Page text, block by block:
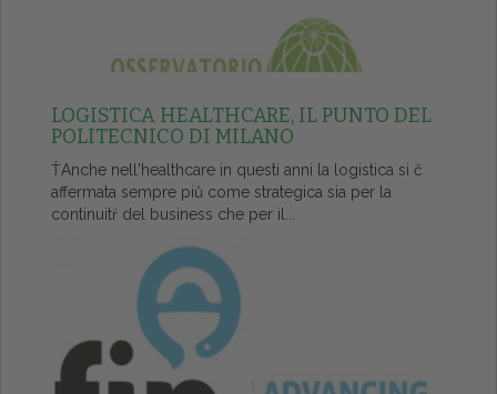
LOGISTICA HEALTHCARE, IL PUNTO DEL
POLITECNICO DI MILANO
ŤAnche nell'healthcare in questi anni la logistica si č
affermata sempre piů come strategica sia per la
continuitŕ del business che per il...